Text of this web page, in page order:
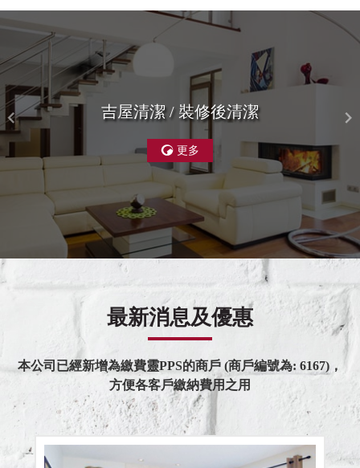
吉屋清潔 / 裝修後清潔
更多
最新消息及優惠
本公司已經新增為繳費靈PPS的商戶 (商戶編號為: 6167)，
方便各客戶繳納費用之用